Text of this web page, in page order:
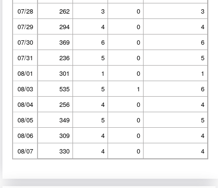
07/28
262 3 0
3
07/29
294 4 0
4
07/30
369 6 0
6
07/31
236 5 0
5
08/01
301 1 0
1
08/03
535 5 1
6
08/04
256 4 0
4
08/05
349 5 0
5
08/06
309 4 0
4
08/07
330 4 0 4